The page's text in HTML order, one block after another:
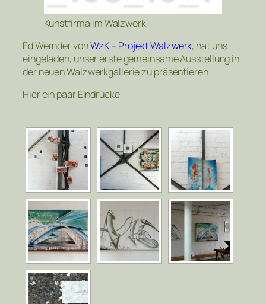
Kunstfirma im Walzwerk
Ed Wernder vonWzK – Projekt Walzwerk, hat uns
eingeladen, unser erste gemeinsame Ausstellung in
der neuen Walzwerkgallerie zu präsentieren.
Hier ein paar Eindrücke